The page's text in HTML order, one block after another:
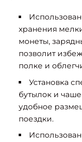
хранения
монеты,
позволит
полке и
Установка
бутылок и
удобное
поездки.